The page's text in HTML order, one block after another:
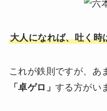
大人になれば、吐く時
これが鉄則ですが、あ
「卓ゲロ」 する方がい